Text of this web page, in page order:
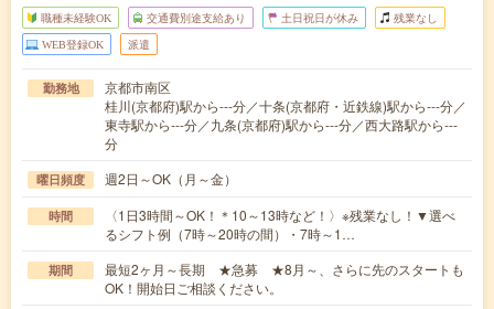
職種未経験OK 交通費別途支給あり 土日祝日が休み 残業なし
WEB登録OK 派遣
勤務地
京都市南区
桂川(京都府)駅から---分／十条(京都府・近鉄線)駅から---分／
東寺駅から---分／九条(京都府)駅から---分／西大路駅から---
分
曜日頻度 週2日～OK（月～金）
時間
〈1日3時間～OK！＊10～13時など！〉※残業なし！▼選べ
るシフト例（7時～20時の間）・7時～1…
期間
最短2ヶ月～長期 ★急募 ★8月～、さらに先のスタートも
OK！開始日ご相談ください。